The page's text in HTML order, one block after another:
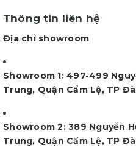
Thông tin liên hệ
Địa chỉ showroom
Showroom 1: 497-499
Trung, Quận Cẩm Lệ, TP
Showroom 2: 389 Nguyễn
Trung, Quận Cẩm Lệ, TP